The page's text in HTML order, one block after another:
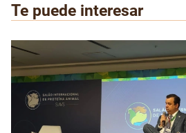
Te puede interesar